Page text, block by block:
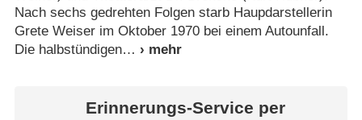
Nach sechs gedrehten Folgen starb Haupdarstellerin
Grete Weiser im Oktober 1970 bei einem Autounfall.
Die halbstündigen
Erinnerungs-Service per